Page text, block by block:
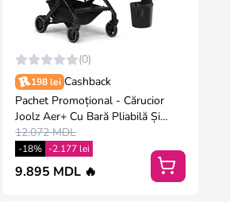
(0)
198 lei Cashback
Pachet Promoțional - Cărucior
Joolz Aer+ Cu Bară Pliabilă Și
Suport De Pahar Incluse, Space
Black
12.072 MDL
-18% -2.177 lei
9.895 MDL 🔥